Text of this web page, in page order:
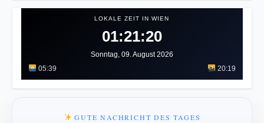
LOKALE ZEIT IN WIEN
01:21:23
Sonntag, 09. August 2026
05:39
20:19
GUTE NACHRICHT DES TAGES